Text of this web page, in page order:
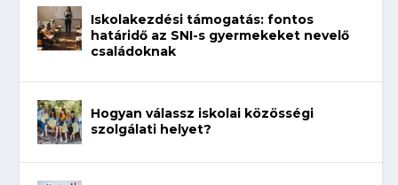
Iskolakezdési támogatás: fontos
határidő az SNI-s gyermekeket nevelő
családoknak
Hogyan válassz iskolai közösségi
szolgálati helyet?